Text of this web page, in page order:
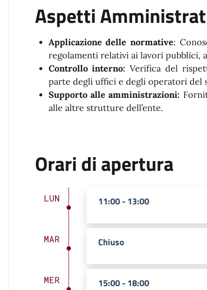
Aspetti
Applicazione delle normative:
regolamenti relativi ai lavori pubblici,
Controllo interno:Verifica del
parte degli uffici e degli operatori del
Supporto alle amministrazioni:
alle altre strutture dell’ente.
Orari di apertura
LUN 11:00 - 13:00
MAR Chiuso
MER 15:00 - 18:00